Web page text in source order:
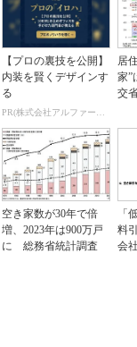
【プロの裏技を公開】
内装を賢くデザインす
る
PR(株式会社アルファーテクノ)
居
家”
交
空き家数が30年で倍
増、2023年は900万戸
に 総務省統計調査
「
料
会